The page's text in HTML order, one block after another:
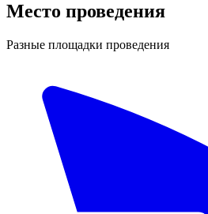
Место проведения
Разные площадки проведения